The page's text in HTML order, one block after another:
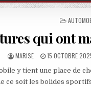
POSTED
qui ont
AUTHOR:
MARISE PUBLISHED DATE:
15 OCTOBRE
y tient une place de
ce soit les bolides